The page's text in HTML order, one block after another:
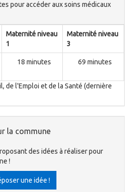
pour accéder aux soins médicaux
Maternité niveau
1
Maternité niveau
3
18 minutes 69 minutes
de l'Emploi et de la Santé (dernière
la commune
des idées à réaliser pour
!
une idée !